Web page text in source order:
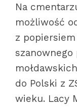
Na
możliwość
z
do Polski z
wieku. Lacy